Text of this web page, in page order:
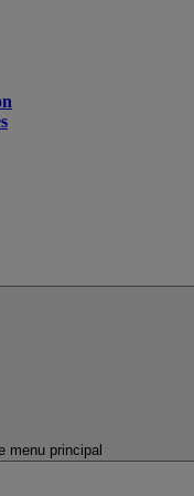
menu principal